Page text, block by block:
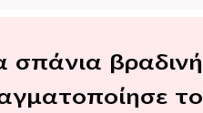
σπάνια